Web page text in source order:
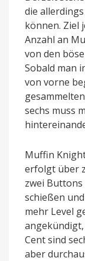
die
können. Ziel
Anzahl an
von den
Sobald man
von vorne
sechs muss
Muffin
erfolgt über
zwei
schießen
mehr Level
Cent sind
aber